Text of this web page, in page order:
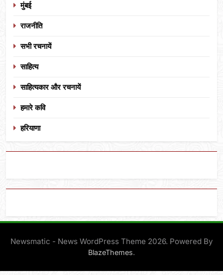
मुंबई
राजनीति
सभी रचनायें
साहित्य
साहित्यकार और रचनायें
हमारे कवि
हरियाणा
Newsmatic - News WordPress Theme 2026. Powered By
BlazeThemes.